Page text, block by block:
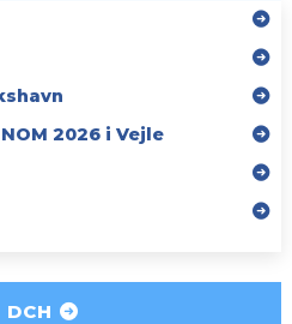
2026 i Vejle
DCH